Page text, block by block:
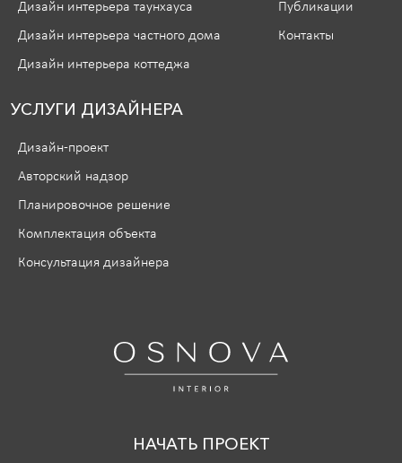
Дизайн интерьера таунхауса
Дизайн интерьера частного дома
Дизайн интерьера коттеджа
Публикации
Контакты
УСЛУГИ ДИЗАЙНЕРА
Дизайн-проект
Авторский надзор
Планировочное решение
Комплектация объекта
Консультация дизайнера
НАЧАТЬ ПРОЕКТ